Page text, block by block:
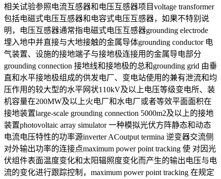
相关试验参照电流互感器和电压互感器项目voltage transformer
包括电磁式电压互感器和电容式电压互感器，如果不特别说
明，电压互感器通常指电磁式电压互感器grounding electrode
埋入地中并直接与大地接触的金属导体grounding conductor 电
气装置、设施的接地端子与接地极连接用的金属导电部分
grounding connection 接地线和接地极的总和grounding grid 由垂
直和水平接地极组成的供发电厂、变电站使用的兼有泄流和均
压作用的较大型的水平网状110kV及以上电压等级变电所、装
机容量在200MW及以上火电厂和水电厂或者等效平面面积在
接地装置large-scale grounding connection 5000m2及以上的接地
装置photovoltaic array simulator 一种模拟光伏方阵静态和动态
电流电压特性的功率源inverter ACoutput termina 逆变器交流侧
对外输出功率的连接点maximum power point tracking 使 对因光
伏组件表面温度变化和太阳辐照度变化而产生的输出电压与电
流的变化进行跟踪控制，maximum power point tracking 在规定